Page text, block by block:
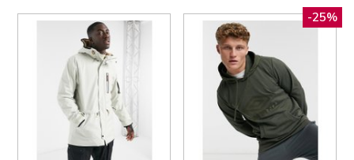
-25%